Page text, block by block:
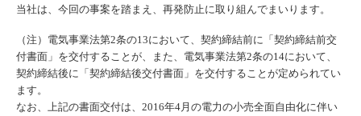
当社は、今回の事案を踏まえ、再発防止に取り組んでまいります。
（注）電気事業法第2条の13において、契約締結前に「契約締結前交
付書面」を交付することが、また、電気事業法第2条の14において、
契約締結後に「契約締結後交付書面」を交付することが定められてい
ます。
なお、上記の書面交付は、2016年4月の電力の小売全面自由化に伴い